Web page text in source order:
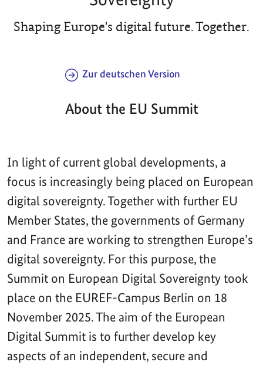
Shaping Europe's digital future. Together.
Zur deutschen Version
About the EU Summit
In light of current global developments, a
focus is increasingly being placed on European
digital sovereignty. Together with further EU
Member States, the governments of Germany
and France are working to strengthen Europe’s
digital sovereignty. For this purpose, the
Summit on European Digital Sovereignty took
place on the EUREF-Campus Berlin on 18
November 2025. The aim of the European
Digital Summit is to further develop key
aspects of an independent, secure and